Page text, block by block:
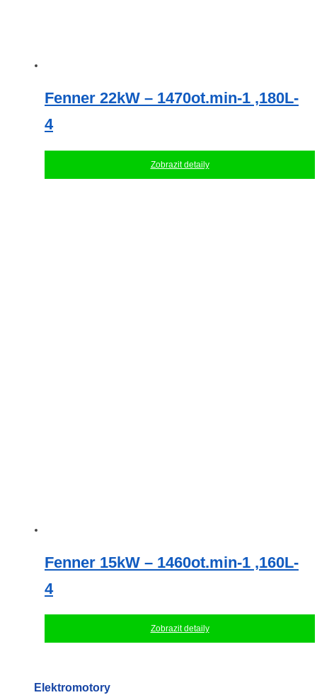
Fenner 22kW – 1470ot.min-1 ,180L-
4
Zobrazit detaily
Fenner 15kW – 1460ot.min-1 ,160L-
4
Zobrazit detaily
Elektromotory